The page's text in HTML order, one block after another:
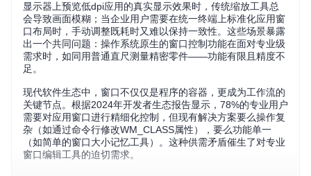
显示器上预览低dpi应用的真实显示效果时，传统缩放工具总
会导致画面模糊；当企业用户需要在统一终端上标准化应用窗
口布局时，手动调整既耗时又难以保持一致性。这些场景暴露
出一个共同问题：操作系统原生的窗口控制功能在面对专业级
需求时，如同用普通直尺测量精密零件——功能有限且精度不
足。
现代软件生态中，窗口不仅仅是程序的容器，更成为工作流的
关键节点。根据2024年开发者生态报告显示，78%的专业用户
需要对应用窗口进行精细化控制，但现有解决方案要么操作复
杂（如通过命令行修改WM_CLASS属性），要么功能单一
（如简单的窗口大小记忆工具）。这种供需矛盾催生了对专业
窗口编辑工具的迫切需求。